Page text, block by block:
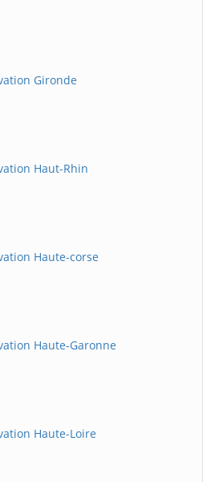
Gironde
Haut-Rhin
Haute-corse
Haute-Garonne
Haute-Loire